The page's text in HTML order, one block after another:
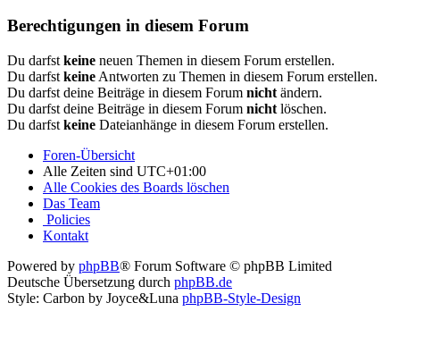
Berechtigungen in diesem Forum
Du darfst keine neuen Themen in diesem Forum erstellen.
Du darfst keine Antworten zu Themen in diesem Forum erstellen.
Du darfst deine Beiträge in diesem Forum nicht ändern.
Du darfst deine Beiträge in diesem Forum nicht löschen.
Du darfst keine Dateianhänge in diesem Forum erstellen.
Foren-Übersicht
Alle Zeiten sind UTC+01:00
Alle Cookies des Boards löschen
Das Team
Policies
Kontakt
Powered by phpBB® Forum Software © phpBB Limited
Deutsche Übersetzung durch phpBB.de
Style: Carbon by Joyce&Luna phpBB-Style-Design